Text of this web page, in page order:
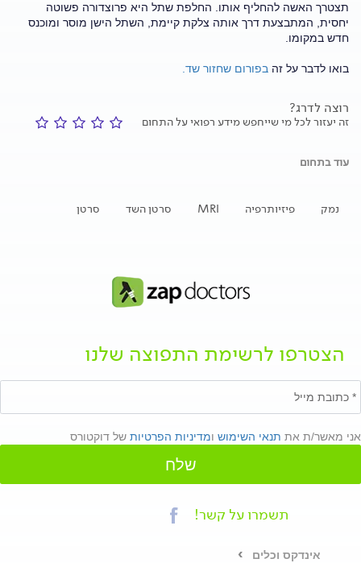
תצטרך האשה להחליף אותו. החלפת שתל היא פרוצדורה פשוטה
יחסית, המתבצעת דרך אותה צלקת קיימת, השתל הישן מוסר ומוכנס
חדש במקומו.
בואו לדבר על זה בפורום שחזור שד.
רוצה לדרג?
זה יעזור לכל מי שייחפש מידע רפואי על התחום
עוד בתחום
נמק פיזיותרפיה MRI סרטן השד סרטן
הצטרפו לרשימת התפוצה שלנו
אני מאשר/ת את תנאי השימוש ומדיניות הפרטיות של דוקטורס
שלח
תשמרו על קשר!
אינדקס וכלים